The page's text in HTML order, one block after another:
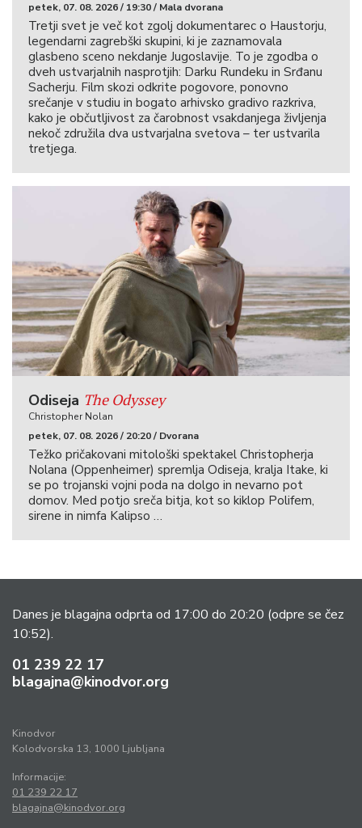
petek, 07. 08. 2026 / 19:30 / Mala dvorana
Tretji svet je več kot zgolj dokumentarec o Haustorju,
legendarni zagrebški skupini, ki je zaznamovala
glasbeno sceno nekdanje Jugoslavije. To je zgodba o
dveh ustvarjalnih nasprotjih: Darku Rundeku in Srđanu
Sacherju. Film skozi odkrite pogovore, ponovno
srečanje v studiu in bogato arhivsko gradivo razkriva,
kako je občutljivost za čarobnost vsakdanjega življenja
nekoč združila dva ustvarjalna svetova – ter ustvarila
tretjega.
Odiseja The Odyssey
Christopher Nolan
petek, 07. 08. 2026 / 20:20 / Dvorana
Težko pričakovani mitološki spektakel Christopherja
Nolana (Oppenheimer) spremlja Odiseja, kralja Itake, ki
se po trojanski vojni poda na dolgo in nevarno pot
domov. Med potjo sreča bitja, kot so kiklop Polifem,
sirene in nimfa Kalipso …
Danes je blagajna odprta od 17:00 do 20:20 (odpre se čez
10:52).
01 239 22 17
blagajna@kinodvor.org
Kinodvor
Kolodvorska 13, 1000 Ljubljana
Informacije:
01 239 22 17
blagajna@kinodvor.org